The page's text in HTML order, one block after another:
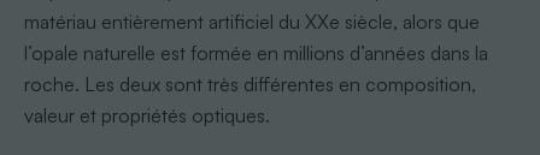
matériau entièrement artificiel du XXe siècle, alors que
l’opale naturelle est formée en millions d’années dans la
roche. Les deux sont très différentes en composition,
valeur et propriétés optiques.